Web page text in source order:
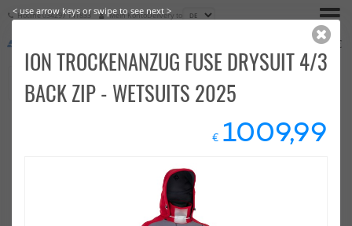
Hotline034297 141833 Mein KontoDelivery to
0,00 €
< use arrow keys or swipe to see next >
ION TROCKENANZUG FUSE DRYSUIT 4/3
BACK ZIP - WETSUITS 2025
€ 1009,99